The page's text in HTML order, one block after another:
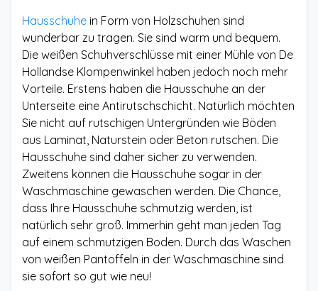
Hausschuhe in Form von Holzschuhen sind
wunderbar zu tragen. Sie sind warm und bequem.
Die weißen Schuhverschlüsse mit einer Mühle von De
Hollandse Klompenwinkel haben jedoch noch mehr
Vorteile. Erstens haben die Hausschuhe an der
Unterseite eine Antirutschschicht. Natürlich möchten
Sie nicht auf rutschigen Untergründen wie Böden
aus Laminat, Naturstein oder Beton rutschen. Die
Hausschuhe sind daher sicher zu verwenden.
Zweitens können die Hausschuhe sogar in der
Waschmaschine gewaschen werden. Die Chance,
dass Ihre Hausschuhe schmutzig werden, ist
natürlich sehr groß. Immerhin geht man jeden Tag
auf einem schmutzigen Boden. Durch das Waschen
von weißen Pantoffeln in der Waschmaschine sind
sie sofort so gut wie neu!